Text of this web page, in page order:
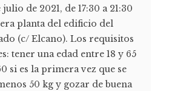
de 2021, de 17:30 a 21:30
planta del edificio del
(c/ Elcano). Los requisitos
tener una edad entre 18 y 65
si es la primera vez que se
50 kg y gozar de buena